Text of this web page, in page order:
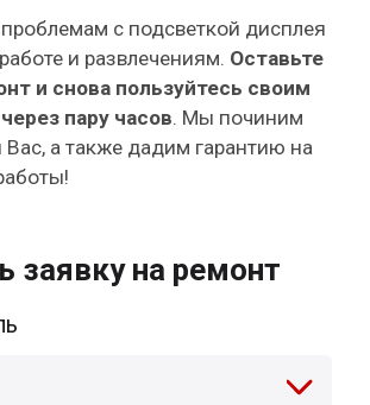
с подсветкой дисплея
и развлечениям. Оставьте
и снова пользуйтесь своим
пару часов . Мы починим
Вас, а также дадим гарантию на
заявку на ремонт